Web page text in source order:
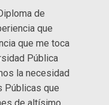
de
que
que me toca
Pública
la necesidad
Públicas que